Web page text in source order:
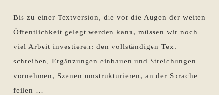
Bis zu einer Textversion, die vor die Augen der weiten
Öffentlichkeit gelegt werden kann, müssen wir noch
viel Arbeit investieren: den vollständigen Text
schreiben, Ergänzungen einbauen und Streichungen
vornehmen, Szenen umstrukturieren, an der Sprache
feilen …